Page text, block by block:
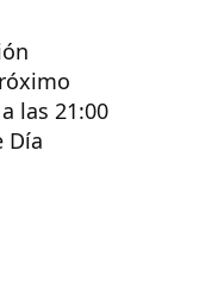
las 21:00
Día